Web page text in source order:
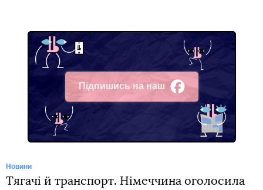
Підпишись на наш
Facebook
Новини
Тягачі й транспорт. Німеччина оголосила